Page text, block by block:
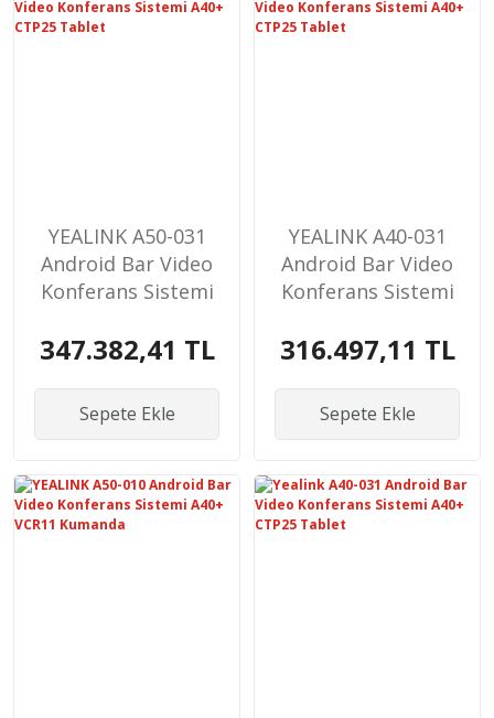
YEALINK A50-031
Android Bar Video
Konferans Sistemi
347.382,41 TL
Sepete Ekle
YEALINK A40-031
Android Bar Video
Konferans Sistemi
316.497,11 TL
Sepete Ekle